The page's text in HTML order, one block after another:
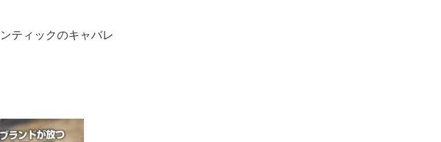
ティックのキャバレ